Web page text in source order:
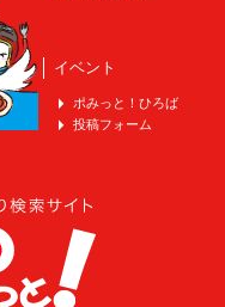
イベント
ポみっと！ひろば
投稿フォーム